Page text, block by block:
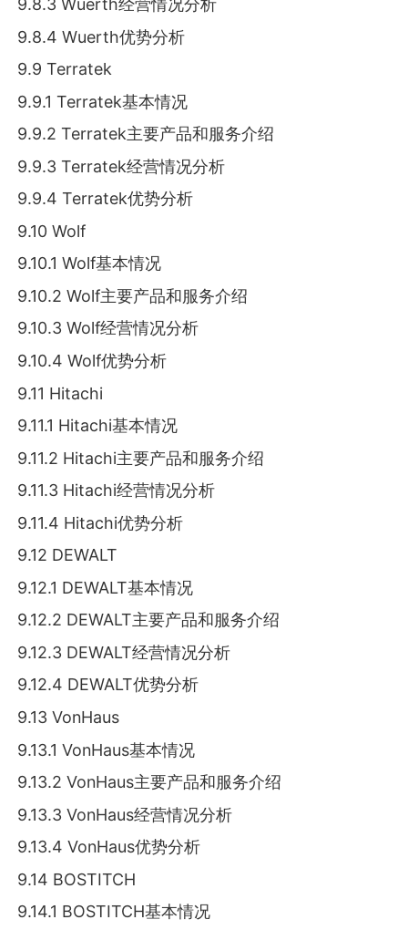
9.8.3 Wuerth经营情况分析
9.8.4 Wuerth优势分析
9.9 Terratek
9.9.1 Terratek基本情况
9.9.2 Terratek主要产品和服务介绍
9.9.3 Terratek经营情况分析
9.9.4 Terratek优势分析
9.10 Wolf
9.10.1 Wolf基本情况
9.10.2 Wolf主要产品和服务介绍
9.10.3 Wolf经营情况分析
9.10.4 Wolf优势分析
9.11 Hitachi
9.11.1 Hitachi基本情况
9.11.2 Hitachi主要产品和服务介绍
9.11.3 Hitachi经营情况分析
9.11.4 Hitachi优势分析
9.12 DEWALT
9.12.1 DEWALT基本情况
9.12.2 DEWALT主要产品和服务介绍
9.12.3 DEWALT经营情况分析
9.12.4 DEWALT优势分析
9.13 VonHaus
9.13.1 VonHaus基本情况
9.13.2 VonHaus主要产品和服务介绍
9.13.3 VonHaus经营情况分析
9.13.4 VonHaus优势分析
9.14 BOSTITCH
9.14.1 BOSTITCH基本情况